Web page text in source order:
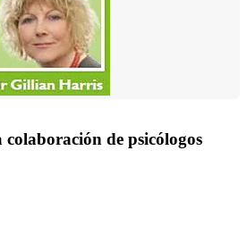
de psicólogos